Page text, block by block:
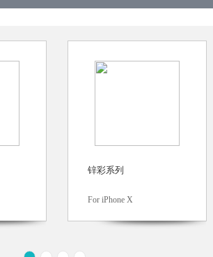
锌彩系列
For iPhone X